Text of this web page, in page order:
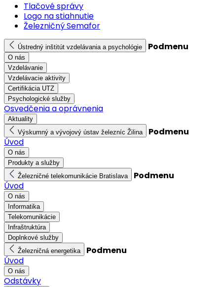
Tlačové správy
Logo na stiahnutie
Železničný Semafor
Ústredný inštitút vzdelávania a psychológie Podmenu
O nás
Vzdelávanie
Vzdelávacie aktivity
Certifikácia UTZ
Psychologické služby
Osvedčenia a oprávnenia
Aktuality
Výskumný a vývojový ústav železníc Žilina
Podmenu
Úvod
O nás
Produkty a služby
Železničné telekomunikácie Bratislava
Podmenu
Úvod
O nás
Informatika
Telekomunikácie
Infraštruktúra
Doplnkové služby
Železničná energetika
Podmenu
Úvod
O nás
Odstávky